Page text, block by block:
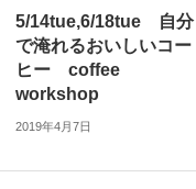
5/14tue,6/18tue 自分
で淹れるおいしいコー
ヒー coffee
workshop
2019年4月7日